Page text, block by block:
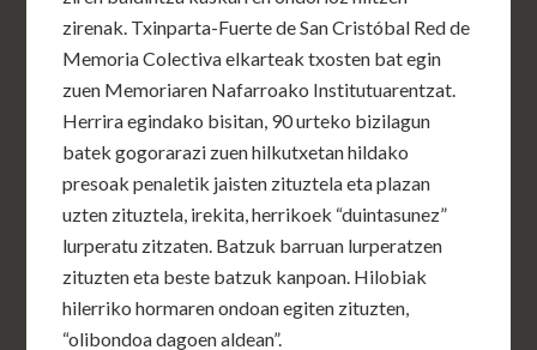
zirenak. Txinparta-Fuerte de San Cristóbal Red de
Memoria Colectiva elkarteak txosten bat egin
zuen Memoriaren Nafarroako Institutuarentzat.
Herrira egindako bisitan, 90 urteko bizilagun
batek gogorarazi zuen hilkutxetan hildako
presoak penaletik jaisten zituztela eta plazan
uzten zituztela, irekita, herrikoek “duintasunez”
lurperatu zitzaten. Batzuk barruan lurperatzen
zituzten eta beste batzuk kanpoan. Hilobiak
hilerriko hormaren ondoan egiten zituzten,
“olibondoa dagoen aldean”.